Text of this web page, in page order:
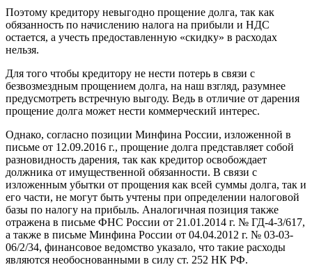
Поэтому кредитору невыгодно прощение долга, так как
обязанность по начислению налога на прибыли и НДС
остается, а учесть предоставленную «скидку» в расходах
нельзя.
Для того чтобы кредитору не нести потерь в связи с
безвозмездным прощением долга, на наш взгляд, разумнее
предусмотреть встречную выгоду. Ведь в отличие от дарения
прощение долга может нести коммерческий интерес.
Однако, согласно позиции Минфина России, изложенной в
письме от 12.09.2016 г., прощение долга представляет собой
разновидность дарения, так как кредитор освобождает
должника от имущественной обязанности. В связи с
изложенным убытки от прощения как всей суммы долга, так и
его части, не могут быть учтены при определении налоговой
базы по налогу на прибыль. Аналогичная позиция также
отражена в письме ФНС России от 21.01.2014 г. № ГД-4-3/617,
а также в письме Минфина России от 04.04.2012 г. № 03-03-
06/2/34, финансовое ведомство указало, что такие расходы
являются необоснованными в силу ст. 252 НК РФ.